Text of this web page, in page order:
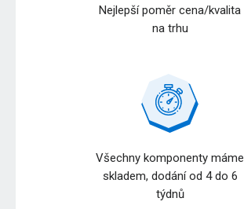
Nejlepší poměr cena/kvalita
na trhu
Všechny komponenty máme
skladem, dodání od 4 do 6
týdnů